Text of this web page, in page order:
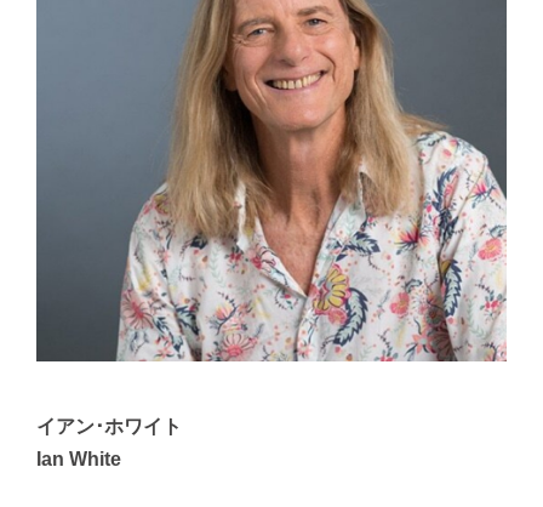
イアン･ホワイト
Ian White